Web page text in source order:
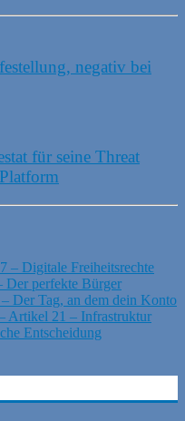
negativ bei
für seine Threat
– Digitale Freiheitsrechte
perfekte Bürger
Der Tag, an dem dein Konto
Artikel 21 – Infrastruktur
Entscheidung